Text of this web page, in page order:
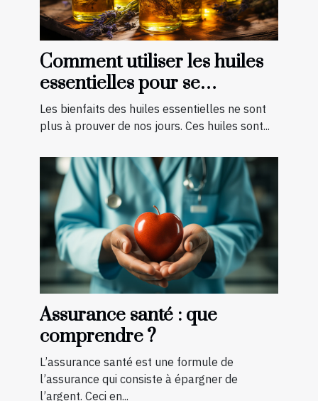
Comment utiliser les huiles
essentielles pour se
soigner ?
Les bienfaits des huiles essentielles ne sont
plus à prouver de nos jours. Ces huiles sont...
Assurance santé : que
comprendre ?
L’assurance santé est une formule de
l’assurance qui consiste à épargner de
l’argent. Ceci en...